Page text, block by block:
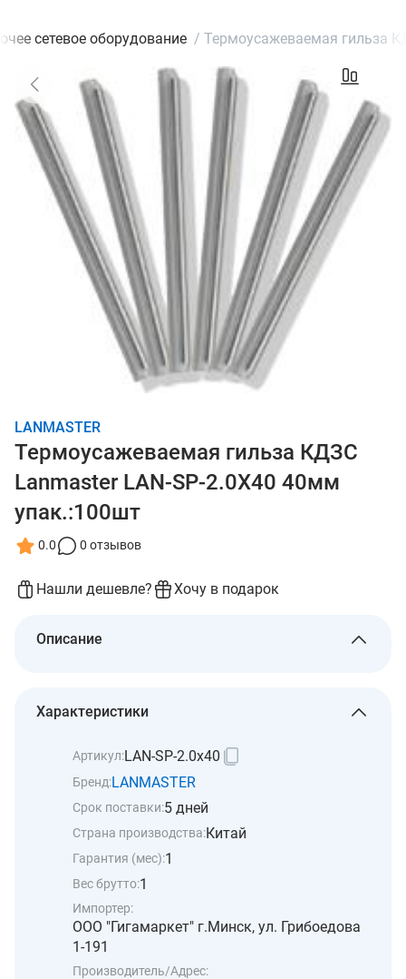
сетевое оборудование / Термоусажеваемая гильза
LANMASTER
Термоусажеваемая гильза КДЗС
Lanmaster LAN-SP-2.0X40 40мм
упак.:100шт
0.0 0 отзывов
Нашли дешевле? Хочу в подарок
Описание
Характеристики
Артикул:LAN-SP-2.0x40
Бренд:LANMASTER
Срок поставки:5 дней
Страна производства:Китай
Гарантия (мес):1
Вес брутто:1
Импортер:
ООО "Гигамаркет" г.Минск, ул. Грибоедова
1-191
Производитель/Адрес: